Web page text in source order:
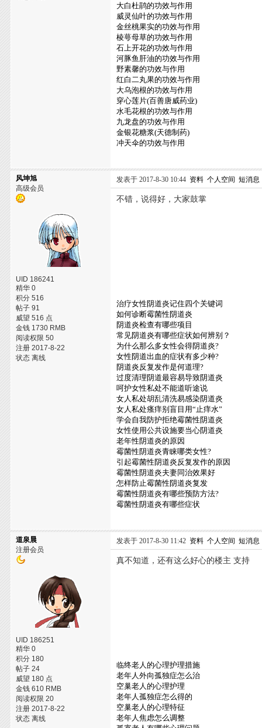
大白杜鹃的功效与作用
威灵仙叶的功效与作用
金丝桃果实的功效与作用
棱萼母草的功效与作用
石上开花的功效与作用
河豚鱼肝油的功效与作用
野素馨的功效与作用
红白二丸果的功效与作用
大乌泡根的功效与作用
穿心莲片(百善唐威药业)
水毛花根的功效与作用
九龙盘的功效与作用
金银花糖浆(天德制药)
冲天伞的功效与作用
风坤旭
高级会员
UID 186241
精华 0
积分 516
帖子 91
威望 516 点
金钱 1730 RMB
阅读权限 50
注册 2017-8-22
状态 离线
发表于 2017-8-30 10:44 资料 个人空间 短消息
不错，说得好，大家鼓掌
治疗女性阴道炎记住四个关键词
如何诊断霉菌性阴道炎
阴道炎检查有哪些项目
常见阴道炎有哪些症状如何辨别？
为什么那么多女性会得阴道炎?
女性阴道出血的症状有多少种?
阴道炎反复发作是何道理?
过度清理阴道最容易导致阴道炎
呵护女性私处不能道听途说
女人私处胡乱清洗易感染阴道炎
女人私处瘙痒别盲目用“止痒水”
学会自我防护拒绝霉菌性阴道炎
女性使用公共设施要当心阴道炎
老年性阴道炎的原因
霉菌性阴道炎青睐哪类女性?
引起霉菌性阴道炎反复发作的原因
霉菌性阴道炎夫妻同治效果好
怎样防止霉菌性阴道炎复发
霉菌性阴道炎有哪些预防方法?
霉菌性阴道炎有哪些症状
道泉晨
注册会员
UID 186251
精华 0
积分 180
帖子 24
威望 180 点
金钱 610 RMB
阅读权限 20
注册 2017-8-22
状态 离线
发表于 2017-8-30 11:42 资料 个人空间 短消息
真不知道，还有这么好心的楼主 支持
临终老人的心理护理措施
老年人外向孤独症怎么治
空巢老人的心理护理
老年人孤独症怎么得的
空巢老人的心理特征
老年人焦虑怎么调整